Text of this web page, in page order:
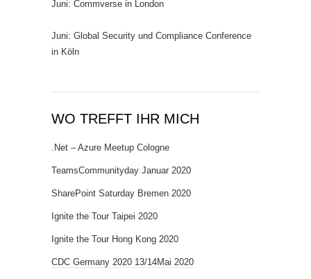
Juni: Commverse in London
Juni: Global Security und Compliance Conference
in Köln
WO TREFFT IHR MICH
.Net – Azure Meetup Cologne
TeamsCommunityday Januar 2020
SharePoint Saturday Bremen 2020
Ignite the Tour Taipei 2020
Ignite the Tour Hong Kong 2020
CDC Germany 2020 13/14Mai 2020